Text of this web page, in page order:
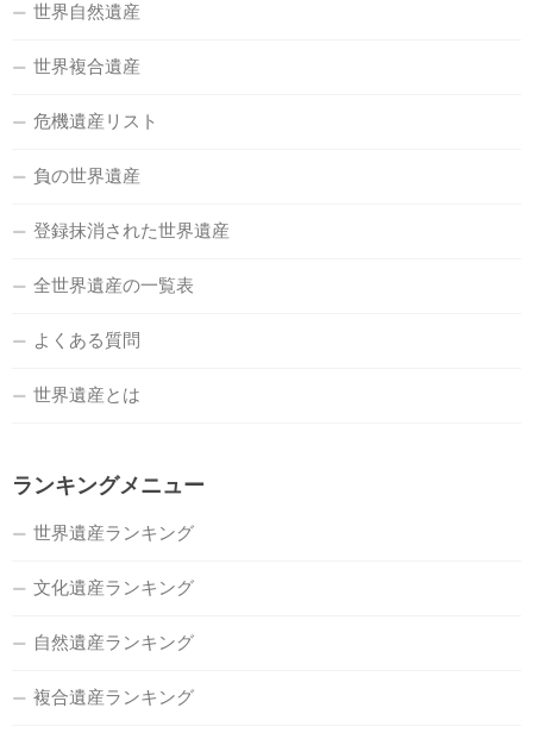
世界自然遺産
世界複合遺産
危機遺産リスト
負の世界遺産
登録抹消された世界遺産
全世界遺産の一覧表
よくある質問
世界遺産とは
ランキングメニュー
世界遺産ランキング
文化遺産ランキング
自然遺産ランキング
複合遺産ランキング